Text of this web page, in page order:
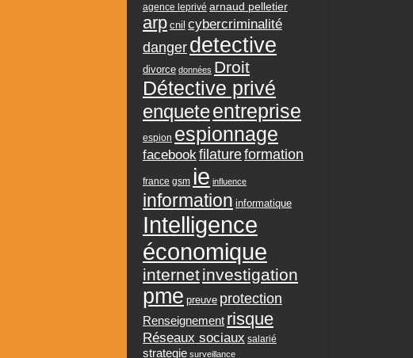
agence leprivé arnaud pelletier
arp cnil cybercriminalité
danger detective
divorce données Droit
Détective privé
enqueteentreprise
espion espionnage
facebookfilatureformation
france gsm ie influence
information informatique
Intelligence
économique
internetinvestigation
pme preuve protection
Renseignement risque
Réseaux sociaux salarié
strategie surveillance